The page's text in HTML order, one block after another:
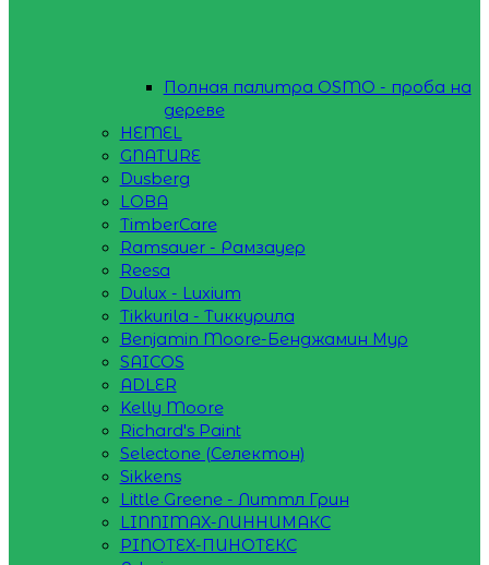
Полная палитра OSMO - проба на
дереве
HEMEL
GNATURE
Dusberg
LOBA
TimberCare
Ramsauer - Рамзауер
Reesa
Dulux - Luxium
Tikkurila - Тиккурила
Benjamin Moore-Бенджамин Мур
SAICOS
ADLER
Kelly Moore
Richard's Paint
Selectone (Селектон)
Sikkens
Little Greene - Литтл Грин
LINNIMAX-ЛИННИМАКС
PINOTEX-ПИНОТЕКС